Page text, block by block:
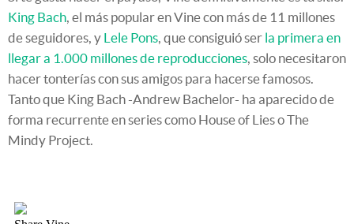
King Bach , el más popular en Vine con más de 11 millones
de seguidores, y Lele Pons , que consiguió ser la primera en
llegar a 1.000 millones de reproducciones , solo necesitaron
hacer tonterías con sus amigos para hacerse famosos.
Tanto que King Bach -Andrew Bachelor- ha aparecido de
forma recurrente en series como House of Lies o The
Mindy Project.